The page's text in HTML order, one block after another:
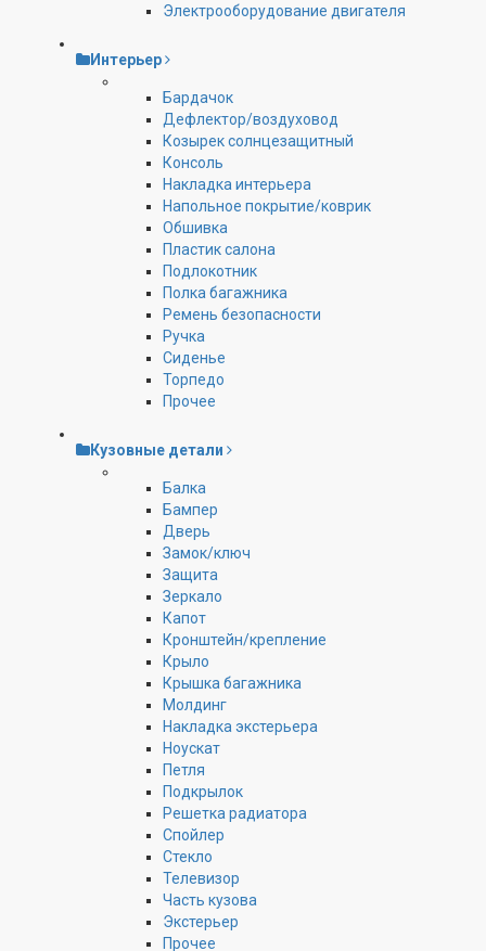
Электрооборудование двигателя
Интерьер
Бардачок
Дефлектор/воздуховод
Козырек солнцезащитный
Консоль
Накладка интерьера
Напольное покрытие/коврик
Обшивка
Пластик салона
Подлокотник
Полка багажника
Ремень безопасности
Ручка
Сиденье
Торпедо
Прочее
Кузовные детали
Балка
Бампер
Дверь
Замок/ключ
Защита
Зеркало
Капот
Кронштейн/крепление
Крыло
Крышка багажника
Молдинг
Накладка экстерьера
Ноускат
Петля
Подкрылок
Решетка радиатора
Спойлер
Стекло
Телевизор
Часть кузова
Экстерьер
Прочее